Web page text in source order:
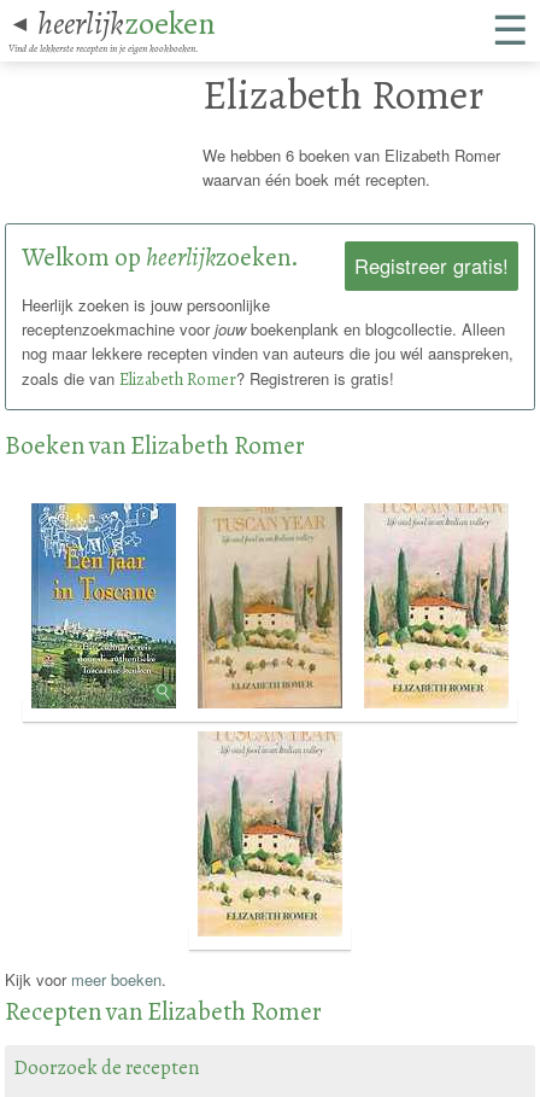
◄ heerlijkzoeken
Vind de lekkerste recepten in je eigen kookboeken. ☰
Elizabeth Romer
We hebben 6 boeken van Elizabeth Romer
waarvan één boek mét recepten.
Registreer gratis!
Welkom op heerlijkzoeken.
Heerlijk zoeken is jouw persoonlijke
receptenzoekmachine voorjouwboekenplank en blogcollectie. Alleen
nog maar lekkere recepten vinden van auteurs die jou wél aanspreken,
zoals die van Elizabeth Romer? Registreren is gratis!
Boeken van Elizabeth Romer
Kijk voor meer boeken.
Recepten van Elizabeth Romer
Doorzoek de recepten